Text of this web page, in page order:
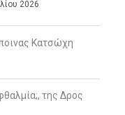
2026
Κατσώχη
της Δρος